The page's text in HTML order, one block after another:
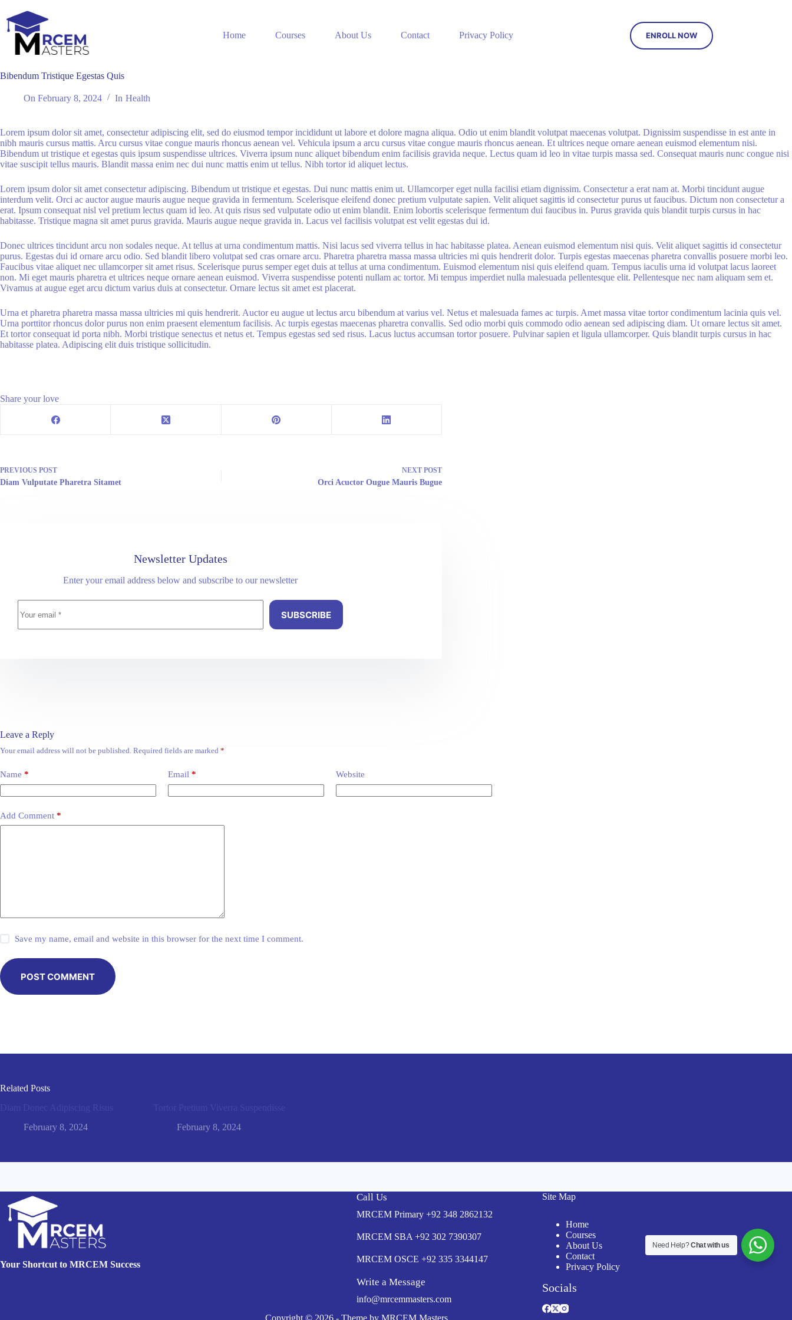
content
Home
Courses About Us Contact Privacy Policy ENROLL NOW
Bibendum Tristique Egestas Quis
On February 8, 2024 In Health
Lorem ipsum dolor sit amet, consectetur adipiscing elit, sed do eiusmod tempor incididunt ut labore et dolore magna aliqua. Odio ut enim blandit volutpat maecenas volutpat. Dignissim suspendisse in est ante in
nibh mauris cursus mattis. Arcu cursus vitae congue mauris rhoncus aenean vel. Vehicula ipsum a arcu cursus vitae congue mauris rhoncus aenean. Et ultrices neque ornare aenean euismod elementum nisi.
Bibendum ut tristique et egestas quis ipsum suspendisse ultrices. Viverra ipsum nunc aliquet bibendum enim facilisis gravida neque. Lectus quam id leo in vitae turpis massa sed. Consequat mauris nunc congue nisi
vitae suscipit tellus mauris. Blandit massa enim nec dui nunc mattis enim ut tellus. Nibh tortor id aliquet lectus.
Lorem ipsum dolor sit amet consectetur adipiscing. Bibendum ut tristique et egestas. Dui nunc mattis enim ut. Ullamcorper eget nulla facilisi etiam dignissim. Consectetur a erat nam at. Morbi tincidunt augue
interdum velit. Orci ac auctor augue mauris augue neque gravida in fermentum. Scelerisque eleifend donec pretium vulputate sapien. Velit aliquet sagittis id consectetur purus ut faucibus. Dictum non consectetur a
erat. Ipsum consequat nisl vel pretium lectus quam id leo. At quis risus sed vulputate odio ut enim blandit. Enim lobortis scelerisque fermentum dui faucibus in. Purus gravida quis blandit turpis cursus in hac
habitasse. Tristique magna sit amet purus gravida. Mauris augue neque gravida in. Lacus vel facilisis volutpat est velit egestas dui id.
Donec ultrices tincidunt arcu non sodales neque. At tellus at urna condimentum mattis. Nisi lacus sed viverra tellus in hac habitasse platea. Aenean euismod elementum nisi quis. Velit aliquet sagittis id consectetur
purus. Egestas dui id ornare arcu odio. Sed blandit libero volutpat sed cras ornare arcu. Pharetra pharetra massa massa ultricies mi quis hendrerit dolor. Turpis egestas maecenas pharetra convallis posuere morbi leo.
Faucibus vitae aliquet nec ullamcorper sit amet risus. Scelerisque purus semper eget duis at tellus at urna condimentum. Euismod elementum nisi quis eleifend quam. Tempus iaculis urna id volutpat lacus laoreet
non. Mi eget mauris pharetra et ultrices neque ornare aenean euismod. Viverra suspendisse potenti nullam ac tortor. Mi tempus imperdiet nulla malesuada pellentesque elit. Pellentesque nec nam aliquam sem et.
Vivamus at augue eget arcu dictum varius duis at consectetur. Ornare lectus sit amet est placerat.
Urna et pharetra pharetra massa massa ultricies mi quis hendrerit. Auctor eu augue ut lectus arcu bibendum at varius vel. Netus et malesuada fames ac turpis. Amet massa vitae tortor condimentum lacinia quis vel.
Urna porttitor rhoncus dolor purus non enim praesent elementum facilisis. Ac turpis egestas maecenas pharetra convallis. Sed odio morbi quis commodo odio aenean sed adipiscing diam. Ut ornare lectus sit amet.
Et tortor consequat id porta nibh. Morbi tristique senectus et netus et. Tempus egestas sed sed risus. Lacus luctus accumsan tortor posuere. Pulvinar sapien et ligula ullamcorper. Quis blandit turpis cursus in hac
habitasse platea. Adipiscing elit duis tristique sollicitudin.
Share your love
PREVIOUS POST
Diam Vulputate Pharetra Sitamet
NEXT POST
Orci Acuctor Ougue Mauris Bugue
Newsletter Updates
Enter your email address below and subscribe to our newsletter
SUBSCRIBE
Leave a Reply
Your email address will not be published. Required fields are marked *
Name * Email * Website
Add Comment *
Save my name, email and website in this browser for the next time I comment.
POST COMMENT
Related Posts
February 8, 2024
February 8, 2024
Your Shortcut to MRCEM Success
Call Us
MRCEM Primary +92 348 2862132
MRCEM SBA +92 302 7390307
MRCEM OSCE +92 335 3344147
Write a Message
info@mrcemmasters.com
Site Map
Home
Courses
About Us
Contact
Privacy Policy
Socials
Need Help?Chat with us